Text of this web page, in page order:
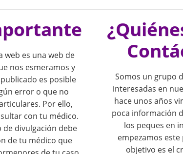
web es una web de
nos esmeramos y
es posible
error o que no
Por ello,
con tu médico.
divulgación debe
de tu médico que
Somos un grupo
interesadas en
hace unos años
poca información
los peques en
empezamos
objetivo es el